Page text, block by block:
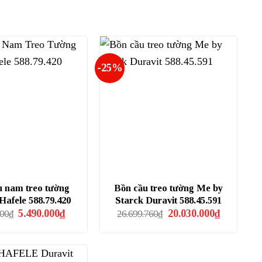
nam treo tường
588.79.420
₫ Giá
5.490.000₫Giá
hiện
5.490.000₫.
-25%
Bồn cầu treo tường Me by
Starck Duravit 588.45.591
26.699.760₫ Giá
20.030.000₫Giá
hiện